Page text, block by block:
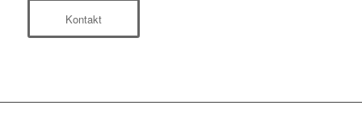
Kontakt